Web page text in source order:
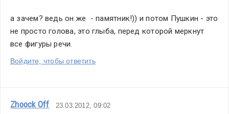
а зачем? ведь он же  - памятник!)) и потом Пушкин - это
не просто голова, это глыба, перед которой меркнут
все фигуры речи.
Войдите, чтобы ответить
Zhoock Off 23.03.2012, 09:02